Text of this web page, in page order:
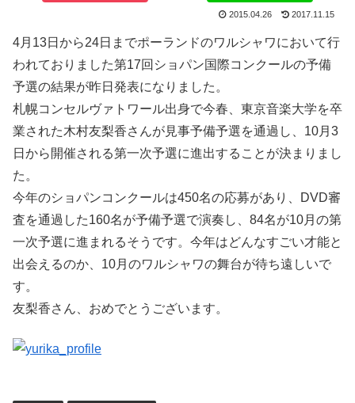
2015.04.26 2017.11.15
4月13日から24日までポーランドのワルシャワにおいて行
われておりました第17回ショパン国際コンクールの予備
予選の結果が昨日発表になりました。
札幌コンセルヴァトワール出身で今春、東京音楽大学を卒
業された木村友梨香さんが見事予備予選を通過し、10月3
日から開催される第一次予選に進出することが決まりまし
た。
今年のショパンコンクールは450名の応募があり、DVD審
査を通過した160名が予備予選で演奏し、84名が10月の第
一次予選に進まれるそうです。今年はどんなすごい才能と
出会えるのか、10月のワルシャワの舞台が待ち遠しいで
す。
友梨香さん、おめでとうございます。